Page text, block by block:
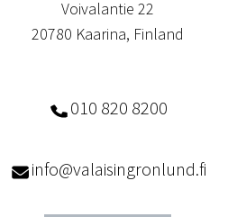
Voivalantie 22
20780 Kaarina, Finland
010 820 8200
info@valaisingronlund.fi